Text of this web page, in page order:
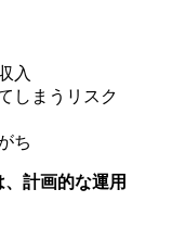
入
しまうリスク
ち
計画的な運用